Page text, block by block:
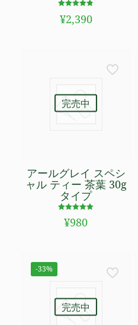
4.77
の評価
¥2,390
完売中
アールグレイ スペシ
ャル ティー 茶葉 30g
タイプ
5.00
¥980
-33%
完売中